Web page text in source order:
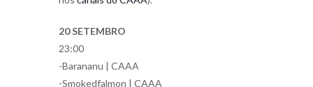
20 SETEMBRO
23:00
-Barananu | CAAA
-Smokedfalmon | CAAA